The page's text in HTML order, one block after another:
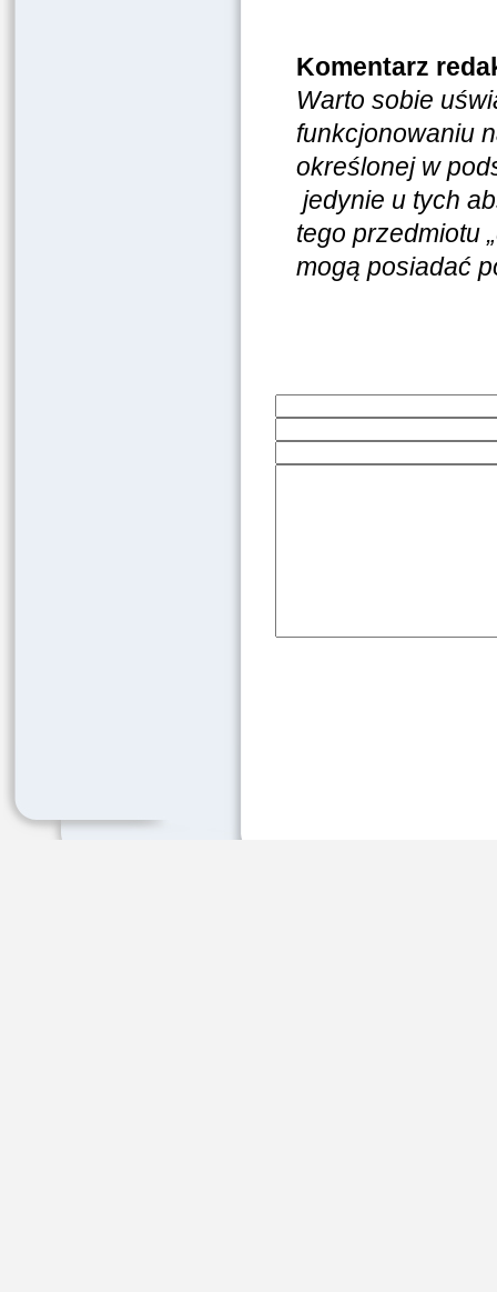
Komentarz
Warto sobie
funkcjonowaniu
określonej w
jedynie u tych
tego przedmiotu
mogą posiadać